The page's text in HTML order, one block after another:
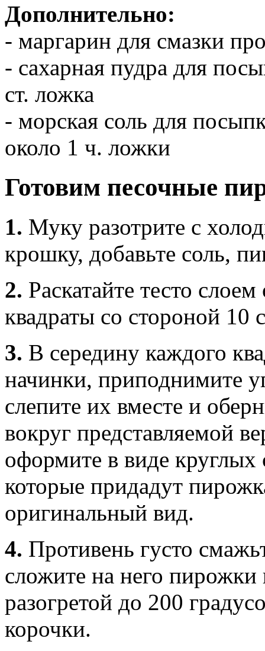
Дополнительно:
- маргарин для смазки
- сахарная пудра для
ст. ложка
- морская соль для
около 1 ч. ложки
Готовим песочные
1. Муку разотрите с
крошку, добавьте соль,
2. Раскатайте тесто
квадраты со стороной 10
3. В середину каждого
начинки, приподнимите
слепите их вместе и
вокруг представляемой
оформите в виде
которые придадут
оригинальный вид.
4. Противень густо
сложите на него пирожки
разогретой до 200
корочки.